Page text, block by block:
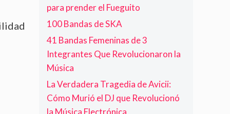
para prender el Fueguito
100 Bandas de SKA
41 Bandas Femeninas de 3
Integrantes Que Revolucionaron la
Música
La Verdadera Tragedia de Avicii:
Cómo Murió el DJ que Revolucionó
la Música Electrónica